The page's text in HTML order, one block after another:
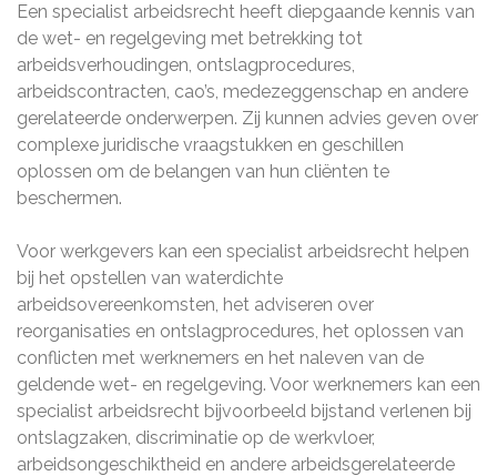
Een specialist arbeidsrecht heeft diepgaande kennis van
de wet- en regelgeving met betrekking tot
arbeidsverhoudingen, ontslagprocedures,
arbeidscontracten, cao’s, medezeggenschap en andere
gerelateerde onderwerpen. Zij kunnen advies geven over
complexe juridische vraagstukken en geschillen
oplossen om de belangen van hun cliënten te
beschermen.
Voor werkgevers kan een specialist arbeidsrecht helpen
bij het opstellen van waterdichte
arbeidsovereenkomsten, het adviseren over
reorganisaties en ontslagprocedures, het oplossen van
conflicten met werknemers en het naleven van de
geldende wet- en regelgeving. Voor werknemers kan een
specialist arbeidsrecht bijvoorbeeld bijstand verlenen bij
ontslagzaken, discriminatie op de werkvloer,
arbeidsongeschiktheid en andere arbeidsgerelateerde